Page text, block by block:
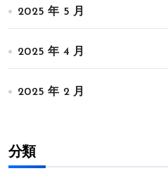
2025 年 5 月
2025 年 4 月
2025 年 2 月
分類